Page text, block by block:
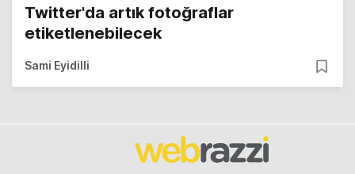
Twitter'da artık fotoğraflar
etiketlenebilecek
Sami Eyidilli